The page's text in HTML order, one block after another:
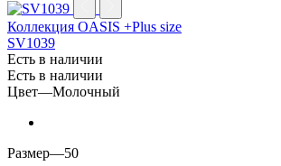
Коллекция OASIS +Plus size
SV1039
Есть в наличии
Есть в наличии
Цвет—Молочный
Размер—50